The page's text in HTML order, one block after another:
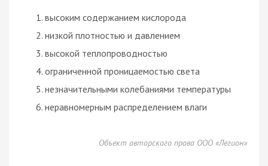
высоким содержанием кислорода
низкой плотностью и давлением
высокой теплопроводностью
ограниченной проницаемостью света
незначительными колебаниями температуры
неравномерным распределением влаги
Объект авторского права ООО «Легион»